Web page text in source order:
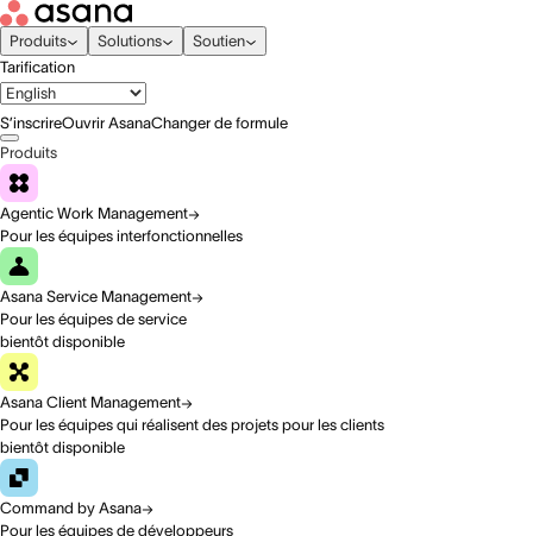
Produits Solutions
Soutien
Tarification
S’inscrireOuvrir AsanaChanger de formule
Produits
Agentic Work Management
Pour les équipes interfonctionnelles
Asana Service Management
Pour les équipes de service
bientôt disponible
Asana Client Management
Pour les équipes qui réalisent des projets pour les clients
bientôt disponible
Command by Asana
Pour les équipes de développeurs